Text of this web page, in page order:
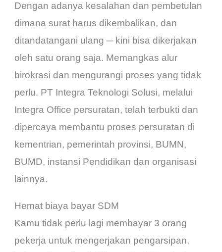
Dengan adanya kesalahan dan pembetulan
dimana surat harus dikembalikan, dan
ditandatangani ulang ─ kini bisa dikerjakan
oleh satu orang saja. Memangkas alur
birokrasi dan mengurangi proses yang tidak
perlu. PT Integra Teknologi Solusi, melalui
Integra Office persuratan, telah terbukti dan
dipercaya membantu proses persuratan di
kementrian, pemerintah provinsi, BUMN,
BUMD, instansi Pendidikan dan organisasi
lainnya.
Hemat biaya bayar SDM
Kamu tidak perlu lagi membayar 3 orang
pekerja untuk mengerjakan pengarsipan,